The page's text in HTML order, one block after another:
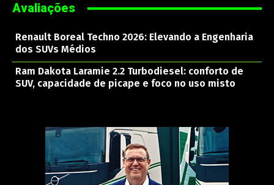
Avaliações
Renault Boreal Techno 2026: Elevando a Engenharia
dos SUVs Médios
Ram Dakota Laramie 2.2 Turbodiesel: conforto de
SUV, capacidade de picape e foco no uso misto